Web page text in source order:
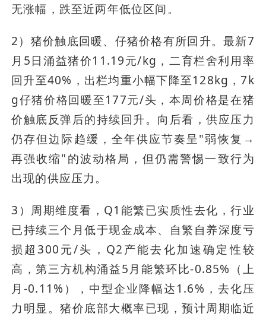
无涨幅，跌至近两年低位区间。
2）猪价触底回暖、仔猪价格有所回升。最新7
月5日涌益猪价11.19元/kg，二育栏舍利用率
回升至40%，出栏均重小幅下降至128kg，7k
g仔猪价格回暖至177元/头，本周价格是在猪
价触底反弹后的持续回升。向后看，供应压力
仍存但边际趋缓，全年供应节奏呈"弱恢复→
再强收缩"的波动格局，但仍需警惕一致行为
出现的供应压力。
3）周期维度看，Q1能繁已实质性去化，行业
已持续三个月低于现金成本、自繁自养深度亏
损超300元/头，Q2产能去化加速确定性较
高，第三方机构涌益5月能繁环比-0.85%（上
月-0.11%），中型企业降幅达1.6%，去化压
力明显。猪价底部大概率已现，预计周期临近